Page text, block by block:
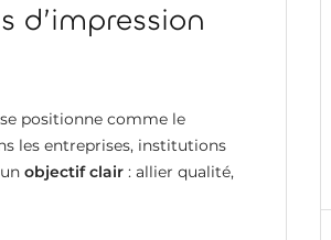
d’impression
positionne comme le
les entreprises, institutions
objectif clair: allier qualité,